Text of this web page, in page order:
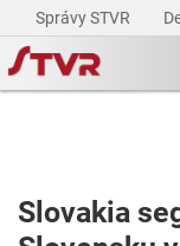
Správy STVR
Slovakia